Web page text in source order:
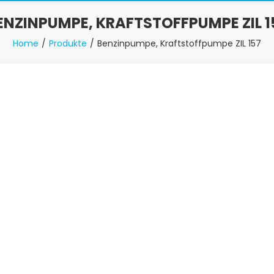
KRAFTSTOFFPUMPE ZIL
Home Produkte Benzinpumpe, Kraftstoffpumpe ZIL 157